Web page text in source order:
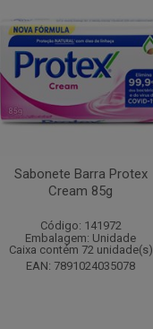
Sabonete Barra Protex
Cream 85g
Código: 141972
Embalagem: Unidade
Caixa contém 72 unidade(s)
EAN: 7891024035078